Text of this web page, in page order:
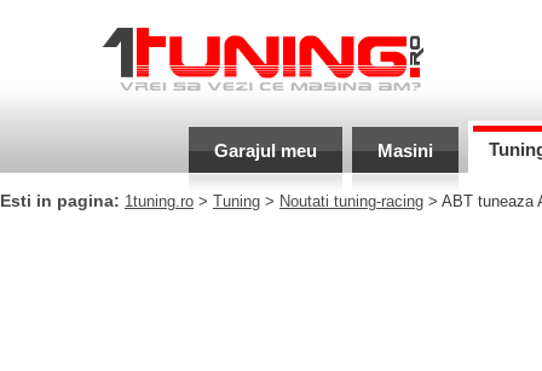
Garajul meu Masini
Esti in pagina: 1tuning.ro > Tuning > Noutati tuning-racing > ABT tuneaza